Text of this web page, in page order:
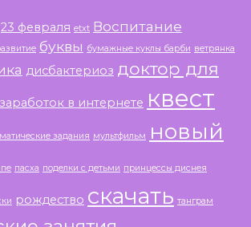
23 февраля etxt Воспитание
буквы бумажные куклы барби ветрянка
дисбактериоз доктор для
заработок в интернете квест
задания мультфильм
новый
пасха поделки с детьми принцессы диснея
рождество скачать танграм